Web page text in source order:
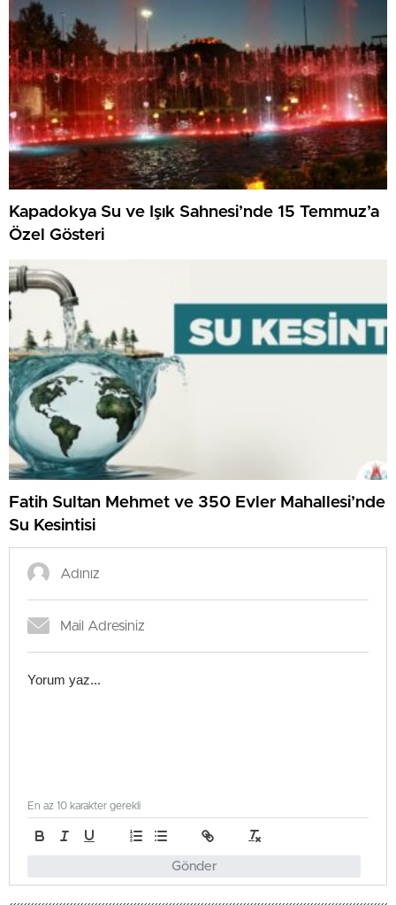
Kapadokya Su ve Işık Sahnesi’nde 15 Temmuz’a
Özel Gösteri
Fatih Sultan Mehmet ve 350 Evler Mahallesi’nde
Su Kesintisi
Gönder
En az 10 karakter gerekli